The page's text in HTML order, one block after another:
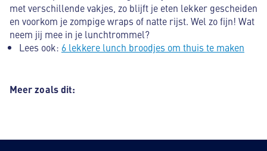
met verschillende vakjes, zo blijft je eten lekker gescheiden
en voorkom je zompige wraps of natte rijst. Wel zo fijn! Wat
neem jij mee in je lunchtrommel?
Lees ook: 6 lekkere lunch broodjes om thuis te maken
Meer zoals dit: